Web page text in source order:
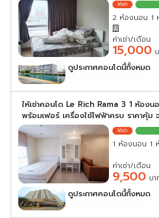
2 ห้องนอน 1
ค่าเช่า/เดือน
15,000
ดูประกาศคอนโดนี้ทั้งหมด
เลือกดูประกาศคอนโดนี้
ให้เช่าคอนโด Le Rich Rama 3 1 ห้อง
พร้อมเฟอร์ เครื่องใช้ไฟฟ้าครบ ราคาคุ้ม
1 ห้องนอน 1
ค่าเช่า/เดือน
9,500 บา
ดูประกาศคอนโดนี้ทั้งหมด
เลือกดูประกาศคอนโดนี้